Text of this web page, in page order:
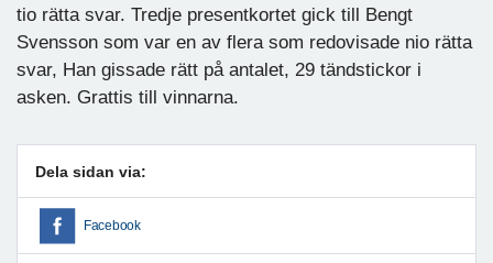
tio rätta svar. Tredje presentkortet gick till Bengt
Svensson som var en av flera som redovisade nio rätta
svar, Han gissade rätt på antalet, 29 tändstickor i
asken. Grattis till vinnarna.
Dela sidan via:
Facebook